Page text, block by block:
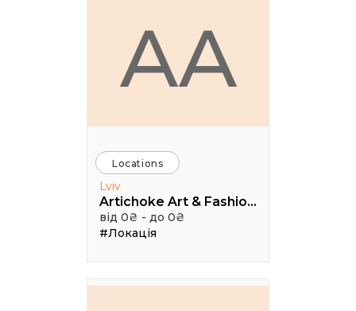
AA
Locations
Lviv
Artichoke Art & Fashion School
від 0₴ - до 0₴
#Локація